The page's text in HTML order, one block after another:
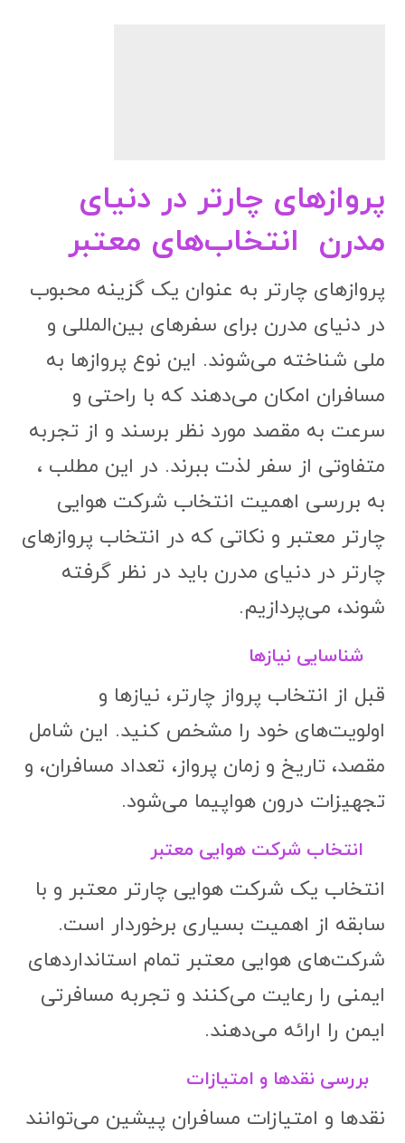
پروازهای چارتر در دنیای
مدرن انتخاب‌های معتبر
پروازهای چارتر به عنوان یک گزینه محبوب
در دنیای مدرن برای سفرهای بین‌المللی و
ملی شناخته می‌شوند. این نوع پروازها به
مسافران امکان می‌دهند که با راحتی و
سرعت به مقصد مورد نظر برسند و از تجربه
متفاوتی از سفر لذت ببرند. در این مطلب ،
به بررسی اهمیت انتخاب شرکت هوایی
چارتر معتبر و نکاتی که در انتخاب پروازهای
چارتر در دنیای مدرن باید در نظر گرفته
شوند، می‌پردازیم.
شناسایی نیازها
قبل از انتخاب پرواز چارتر، نیازها و
اولویت‌های خود را مشخص کنید. این شامل
مقصد، تاریخ و زمان پرواز، تعداد مسافران، و
تجهیزات درون هواپیما می‌شود.
انتخاب شرکت هوایی معتبر
انتخاب یک شرکت هوایی چارتر معتبر و با
سابقه از اهمیت بسیاری برخوردار است.
شرکت‌های هوایی معتبر تمام استانداردهای
ایمنی را رعایت می‌کنند و تجربه مسافرتی
ایمن را ارائه می‌دهند.
بررسی نقدها و امتیازات
نقدها و امتیازات مسافران پیشین می‌توانند